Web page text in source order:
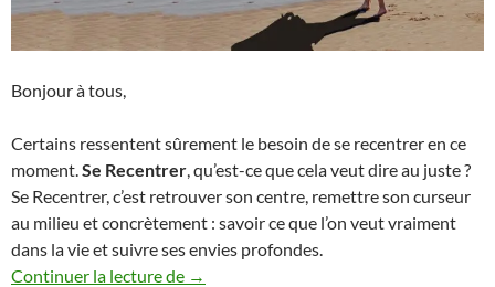
Bonjour à tous,
Certains ressentent sûrement le besoin de se recentrer en ce
moment. Se Recentrer , qu’est-ce que cela veut dire au juste ?
Se Recentrer, c’est retrouver son centre, remettre son curseur
au milieu et concrètement : savoir ce que l’on veut vraiment
dans la vie et suivre ses envies profondes.
Continuer la lecture de
La liste des rêves à accomplir
→